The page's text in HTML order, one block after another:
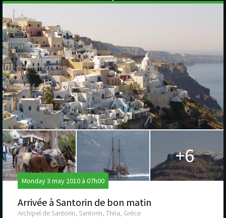
+6
Monday 3 may 2010 à 07h00
Arrivée à Santorin de bon matin
Archipel de Santorin, Santorin, Thíra, Grèce